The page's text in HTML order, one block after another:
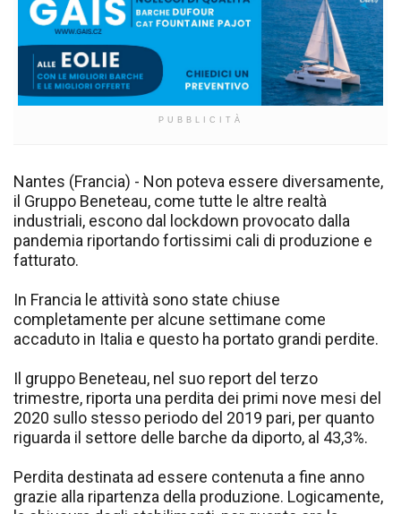
PUBBLICITÀ
Nantes (Francia) - Non poteva essere diversamente,
il Gruppo Beneteau, come tutte le altre realtà
industriali, escono dal lockdown provocato dalla
pandemia riportando fortissimi cali di produzione e
fatturato.
In Francia le attività sono state chiuse
completamente per alcune settimane come
accaduto in Italia e questo ha portato grandi perdite.
Il gruppo Beneteau, nel suo report del terzo
trimestre, riporta una perdita dei primi nove mesi del
2020 sullo stesso periodo del 2019 pari, per quanto
riguarda il settore delle barche da diporto, al 43,3%.
Perdita destinata ad essere contenuta a fine anno
grazie alla ripartenza della produzione. Logicamente,